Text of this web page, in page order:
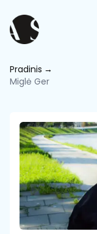
Pradinis
Miglė Ger